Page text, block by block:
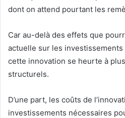
dont on attend pourtant les
Car au-delà des effets que
actuelle sur les investissements
cette innovation se heurte à
structurels.
D’une part, les coûts de
investissements nécessaires